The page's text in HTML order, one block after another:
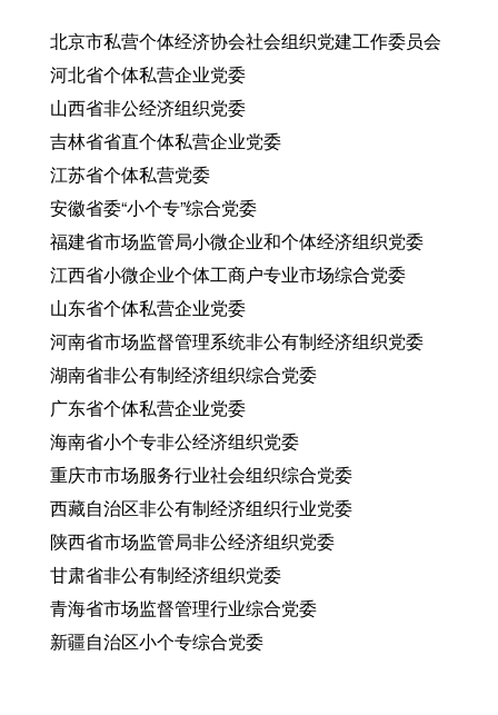
北京市私营个体经济协会社会组织党建工作委员会
河北省个体私营企业党委
山西省非公经济组织党委
吉林省省直个体私营企业党委
江苏省个体私营党委
安徽省委“小个专”综合党委
福建省市场监管局小微企业和个体经济组织党委
江西省小微企业个体工商户专业市场综合党委
山东省个体私营企业党委
河南省市场监督管理系统非公有制经济组织党委
湖南省非公有制经济组织综合党委
广东省个体私营企业党委
海南省小个专非公经济组织党委
重庆市市场服务行业社会组织综合党委
西藏自治区非公有制经济组织行业党委
陕西省市场监管局非公经济组织党委
甘肃省非公有制经济组织党委
青海省市场监督管理行业综合党委
新疆自治区小个专综合党委